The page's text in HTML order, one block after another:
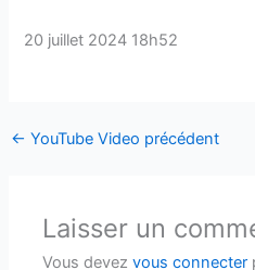
20 juillet 2024 18h52
← YouTube Video précédent
Laisser un
Vous devezvous connecter